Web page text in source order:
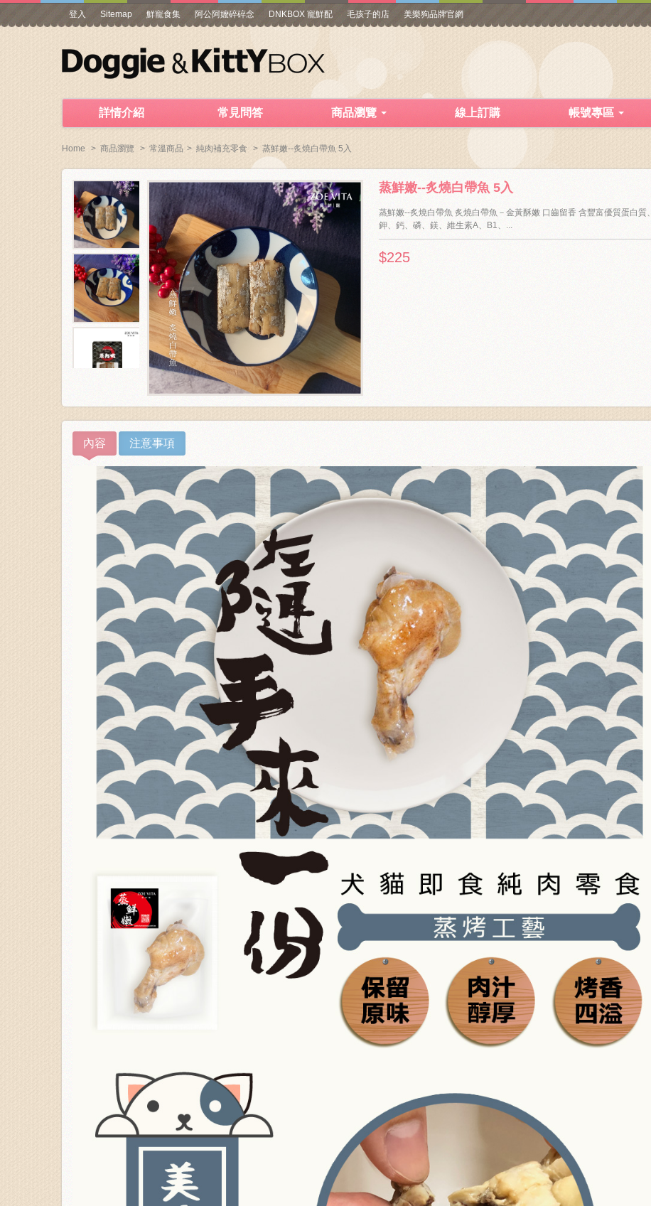
登入 Sitemap 鮮寵食集 阿公阿嬤碎碎念 DNKBOX 寵鮮配 毛孩子的店 美樂狗品牌官網
詳情介紹 常見問答 商品瀏覽 線上訂購 帳號專區
Home > 商品瀏覽 > 常溫商品 > 純肉補充零食 > 蒸鮮嫩--炙燒白帶魚 5入
蒸鮮嫩--炙燒白帶魚 5入
蒸鮮嫩--炙燒白帶魚 炙燒白帶魚－金黃酥嫩 口齒留香 含豐富優質蛋白質、
鉀、鈣、磷、鎂、維生素A、B1、...
$225
內容 注意事項